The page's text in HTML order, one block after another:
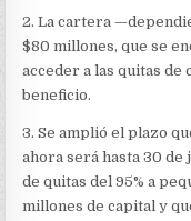
2. La cartera
$80 millones, que se
acceder a las quitas de
beneficio.
3. Se amplió el plazo
ahora será hasta 30 de
de quitas del 95% a
millones de capital y